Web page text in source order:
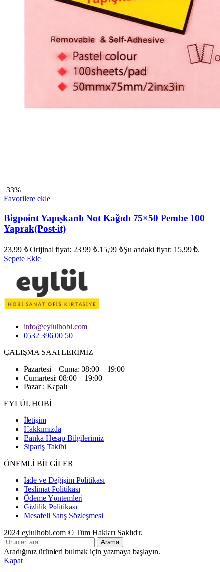
-33%
Favorilere ekle
Bigpoint Yapışkanlı Not Kağıdı 75×50 Pembe 100
Yaprak(Post-it)
23,99₺ Orijinal fiyat: 23,99 ₺.15,99 ₺Şu andaki fiyat: 15,99 ₺.
Sepete Ekle
info@eylulhobi.com
0532 396 00 50
ÇALIŞMA SAATLERİMİZ
Pazartesi – Cuma: 08:00 – 19:00
Cumartesi: 08:00 – 19:00
Pazar : Kapalı
EYLÜL HOBİ
İletişim
Hakkımızda
Banka Hesap Bilgilerimiz
Sipariş Takibi
ÖNEMLİ BİLGİLER
İade ve Değişim Politikası
Teslimat Politikası
Ödeme Yöntemleri
Gizlilik Politikası
Mesafeli Satış Sözleşmesi
2024 eylulhobi.com © Tüm Hakları Saklıdır.
Arama
Aradığınız ürünleri bulmak için yazmaya başlayın.
Kapat